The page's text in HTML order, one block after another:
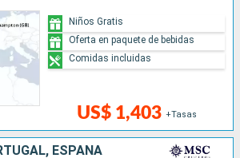
US$ 1,403 +Tasas
Niños Gratis
Oferta en paquete de bebidas
Comidas incluidas
ESPAÑA